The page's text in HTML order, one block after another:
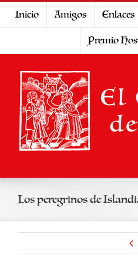
Inicio Amigos Enlaces
Premio
Los peregrinos de